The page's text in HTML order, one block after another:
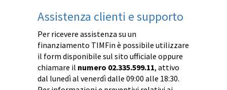
Assistenza clienti e supporto
Per ricevere assistenza su un
finanziamento TIMFin è possibile utilizzare
il form disponibile sul sito ufficiale oppure
chiamare il numero 02.335.599.11, attivo
dal lunedì al venerdì dalle 09:00 alle 18:30.